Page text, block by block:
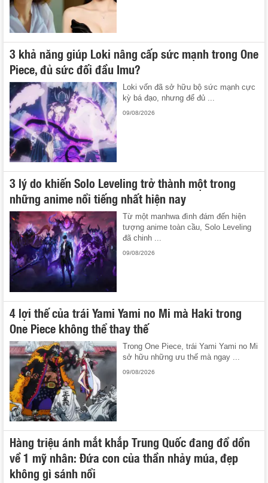
3 khả năng giúp Loki nâng cấp sức mạnh trong One
Piece, đủ sức đối đầu Imu?
Loki vốn đã sở hữu bộ sức mạnh cực
kỳ bá đạo, nhưng để đủ ...
09/08/2026
3 lý do khiến Solo Leveling trở thành một trong
những anime nổi tiếng nhất hiện nay
Từ một manhwa đình đám đến hiện
tượng anime toàn cầu, Solo Leveling
đã chinh ...
09/08/2026
4 lợi thế của trái Yami Yami no Mi mà Haki trong
One Piece không thể thay thế
Trong One Piece, trái Yami Yami no Mi
sở hữu những ưu thế mà ngay ...
09/08/2026
Hàng triệu ánh mắt khắp Trung Quốc đang đổ dồn
về 1 mỹ nhân: Đứa con của thần nhảy múa, đẹp
không gì sánh nổi